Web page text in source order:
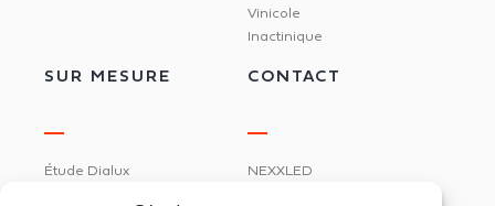
Vinicole
Inactinique
SUR MESURE
Étude Dialux
CONTACT
NEXXLED